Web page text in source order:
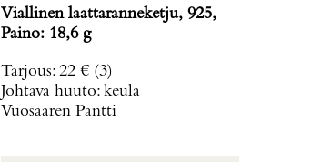
Viallinen laattaranneketju, 925,
Paino: 18,6 g
Tarjous: 22 € (3)
Johtava huuto: keula
Vuosaaren Pantti